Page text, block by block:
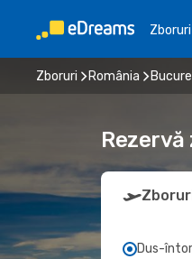
Zboruri
Zboruri România
Rezervă
Dus-